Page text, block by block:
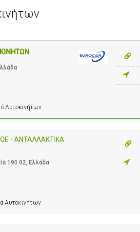
Αυτοκινήτων
ΟΕ - ΑΝΤΑΛΛΑΚΤΙΚΑ
190 02, Ελλάδα
Αυτοκινήτων